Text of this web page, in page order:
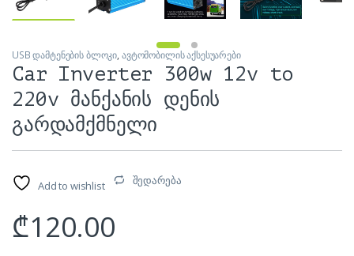
USB დამტენების ბლოკი, ავტომობილის აქსესუარები
Car Inverter 300w 12v to
220v მანქანის დენის
გარდამქმნელი
Add to wishlist შედარება
₾120.00